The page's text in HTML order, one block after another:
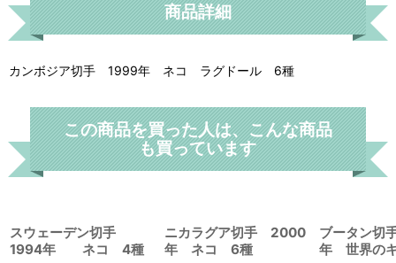
商品詳細
カンボジア切手 1999年 ネコ ラグドール 6種
この商品を買った人は、こんな商品
も買っています
スウェーデン切手
1994年 ネコ 4種
ニカラグア切手 2000
年 ネコ 6種
ブータン
年 世界の